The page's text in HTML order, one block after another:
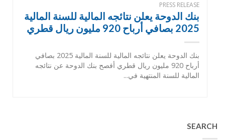
PRESS RELEASE
بنك الدوحة يعلن نتائجه المالية للسنة المالية
2025 بصافي أرباح 920 مليون ريال قطري
بنك الدوحة يعلن نتائجه المالية للسنة المالية 2025 بصافي
أرباح 920 مليون ريال قطري أفصح بنك الدوحة عن نتائجه
المالية للسنة المنتهية في...
SEARCH